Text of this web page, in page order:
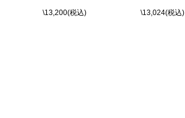
\13,200(税込) \13,024(税込)